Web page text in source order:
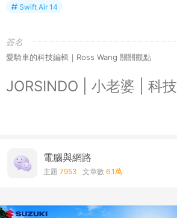
Swift Air 14
簽名
愛騎車的科技編輯｜Ross Wang 關關觀點
JORSINDO | 小老婆 | 科技
電腦與網路
主題 7953 文章數 6.1萬